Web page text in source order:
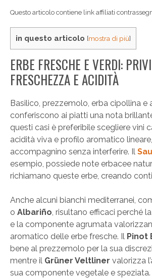
Questo articolo contiene link affiliati
in questo articolo [mostra di più]
ERBE FRESCHE E VERDI:
FRESCHEZZA E ACIDITÀ
Basilico, prezzemolo, erba cipollina e
conferiscono ai piatti una nota
questi casi è preferibile scegliere vini
acidità viva e profilo aromatico
accompagnino senza interferire. Il
esempio, possiede note erbacee
richiamano queste erbe, creando
Anche alcuni bianchi mediterranei,
o Albariño , risultano efficaci perché
e la componente agrumata
aromatico delle erbe fresche. Il Pinot
bene al prezzemolo per la sua
mentre il Grüner Veltliner valorizza
sua componente vegetale e speziata.